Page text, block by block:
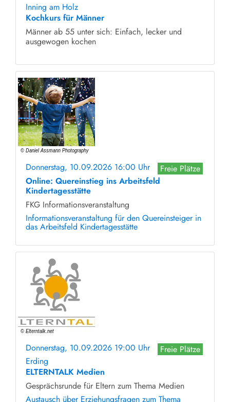
Inning am Holz
Kochkurs für Männer
Männer ab 55 unter sich: Einfach, lecker und
ausgewogen kochen
Donnerstag, 10.09.2026 16:00 Uhr
Freie Plätze
Online: Quereinstieg ins Arbeitsfeld
Kindertagesstätte
FKG Informationsveranstaltung
Informationsveranstaltung für den Quereinsteiger in
das Arbeitsfeld Kindertagesstätte
Donnerstag, 10.09.2026 19:00 Uhr
Freie Plätze
Erding
ELTERNTALK Medien
Gesprächsrunde für Eltern zum Thema Medien
Austausch über Erziehungsfragen zum Thema